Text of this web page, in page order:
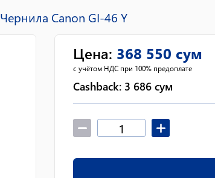
Чернила Canon GI-46 Y
Цена: 368 550 сум
с учётом НДС при 100% предоплате
Cashback: 3 686 сум